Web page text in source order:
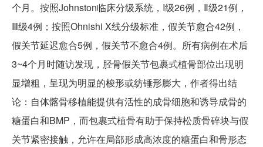
个月。按照Johnston临床分级系统，I级26例，Ⅱ级21例，
Ⅲ级4例；按照Ohnishi X线分级标准，假关节愈合42例，
假关节延迟愈合5例，假关节不愈合4例。所有病例在术后
3~4个月时随访发现，胫骨假关节包裹式植骨部位出现明
显增粗，呈现为明显的梭形或纺锤形膨大，作者得出结
论：自体髂骨移植能提供有活性的成骨细胞和诱导成骨的
糖蛋白和BMP，而包裹式植骨有助于保持松质骨碎块与假
关节紧密接触，允许在局部形成高浓度的糖蛋白和骨形态